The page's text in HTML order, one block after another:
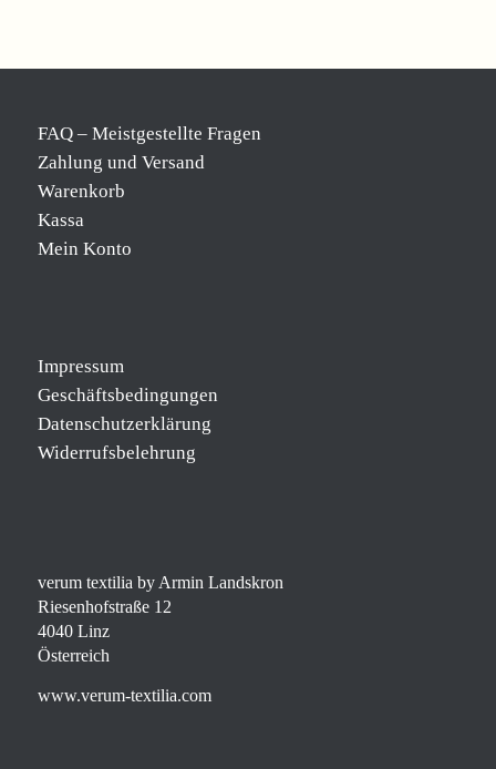
FAQ – Meistgestellte Fragen
Zahlung und Versand
Warenkorb
Kassa
Mein Konto
Impressum
Geschäftsbedingungen
Datenschutzerklärung
Widerrufsbelehrung
verum textilia by Armin Landskron
Riesenhofstraße 12
4040 Linz
Österreich
www.verum-textilia.com